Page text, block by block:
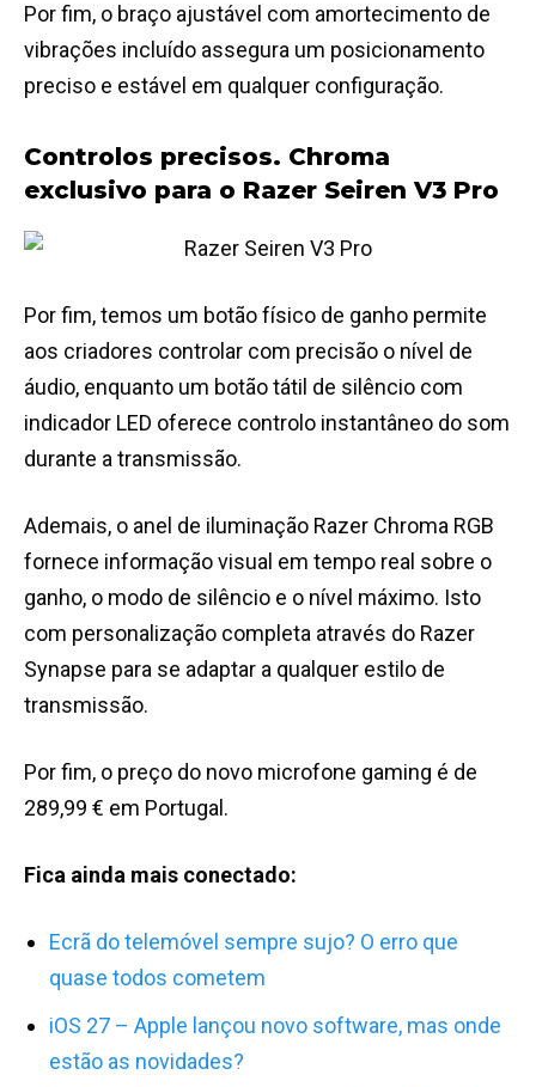
Por fim, o braço ajustável com amortecimento de
vibrações incluído assegura um posicionamento
preciso e estável em qualquer configuração.
Controlos precisos. Chroma
exclusivo para o Razer Seiren V3 Pro
Por fim, temos um botão físico de ganho permite
aos criadores controlar com precisão o nível de
áudio, enquanto um botão tátil de silêncio com
indicador LED oferece controlo instantâneo do som
durante a transmissão.
Ademais, o anel de iluminação Razer Chroma RGB
fornece informação visual em tempo real sobre o
ganho, o modo de silêncio e o nível máximo. Isto
com personalização completa através do Razer
Synapse para se adaptar a qualquer estilo de
transmissão.
Por fim, o preço do novo microfone gaming é de
289,99 € em Portugal.
Fica ainda mais conectado:
Ecrã do telemóvel sempre sujo? O erro que
quase todos cometem
iOS 27 – Apple lançou novo software, mas onde
estão as novidades?